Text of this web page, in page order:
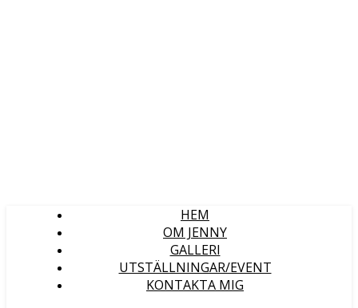
HEM
OM JENNY
GALLERI
UTSTÄLLNINGAR/EVENT
KONTAKTA MIG